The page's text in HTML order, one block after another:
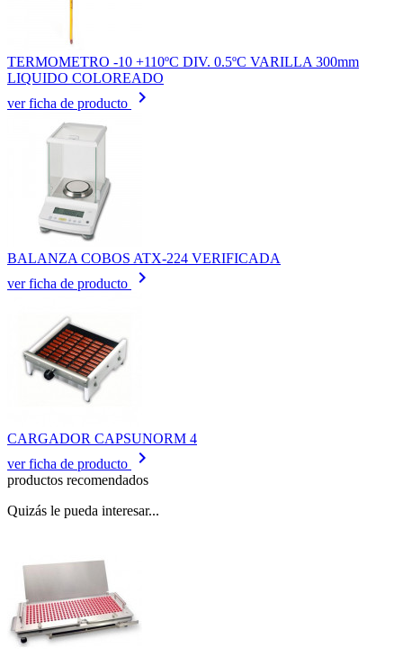
TERMOMETRO -10 +110ºC DIV. 0.5ºC VARILLA 300mm
LIQUIDO COLOREADO
ver ficha de producto
keyboard_arrow_right
BALANZA COBOS ATX-224 VERIFICADA
ver ficha de producto
keyboard_arrow_right
CARGADOR CAPSUNORM 4
ver ficha de producto
keyboard_arrow_right
productos recomendados
Quizás le pueda interesar...